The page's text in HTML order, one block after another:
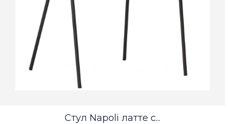
Стул Napoli латте с...